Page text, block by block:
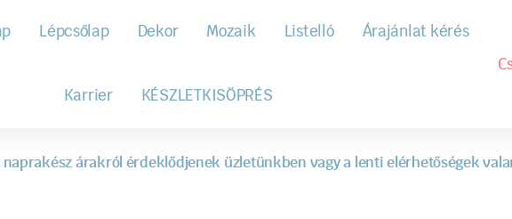
Lépcsőlap Dekor Mozaik Listelló Árajánlat kérés
Karrier KÉSZLETKISÖPRÉS
naprakész árakról érdeklődjenek üzletünkben vagy a lenti elérhetőségek